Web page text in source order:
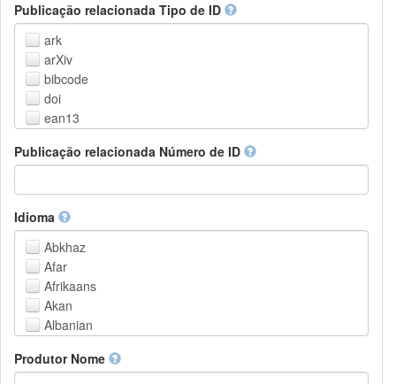
Publicação relacionada Tipo de ID
ark
arXiv
bibcode
doi
ean13
handle
issn
istc
lissn
lsid
pmid
purl
upc
url
urn
DASH-NRS
Publicação relacionada Número de ID
Idioma
Abkhaz
Afar
Afrikaans
Akan
Albanian
Arabic
Produtor Nome